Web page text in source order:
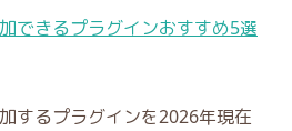
できるプラグインおすすめ5選
するプラグインを2026年現在